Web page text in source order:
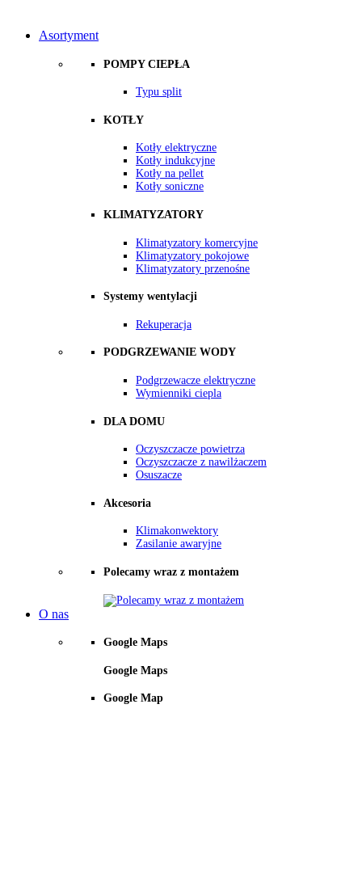
Asortyment
POMPY CIEPŁA
Typu split
KOTŁY
Kotły elektryczne
Kotły indukcyjne
Kotły na pellet
Kotły soniczne
KLIMATYZATORY
Klimatyzatory komercyjne
Klimatyzatory pokojowe
Klimatyzatory przenośne
Systemy wentylacji
Rekuperacja
PODGRZEWANIE WODY
Podgrzewacze elektryczne
Wymienniki ciepla
DLA DOMU
Oczyszczacze powietrza
Oczyszczacze z nawilżaczem
Osuszacze
Akcesoria
Klimakonwektory
Zasilanie awaryjne
Polecamy wraz z montażem
O nas
Google Maps
Google Maps
Google Map